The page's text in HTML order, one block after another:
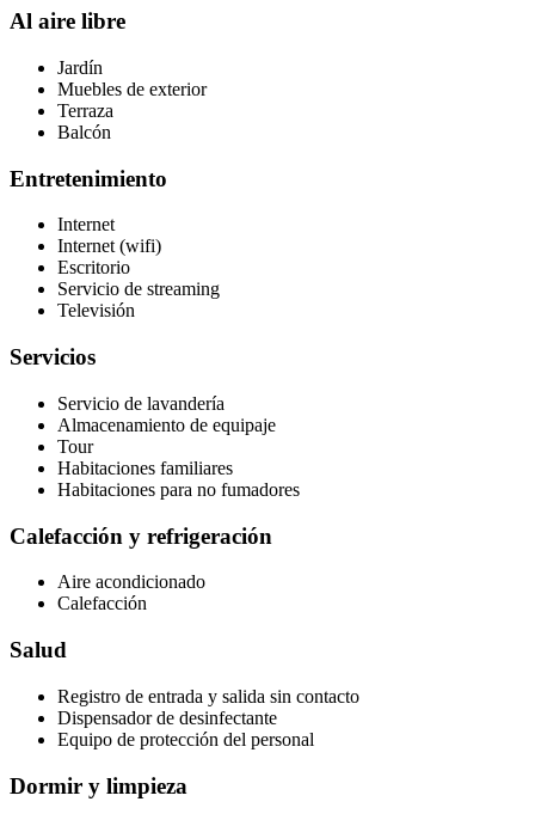
Al aire libre
Jardín
Muebles de exterior
Terraza
Balcón
Entretenimiento
Internet
Internet (wifi)
Escritorio
Servicio de streaming
Televisión
Servicios
Servicio de lavandería
Almacenamiento de equipaje
Tour
Habitaciones familiares
Habitaciones para no fumadores
Calefacción y refrigeración
Aire acondicionado
Calefacción
Salud
Registro de entrada y salida sin contacto
Dispensador de desinfectante
Equipo de protección del personal
Dormir y limpieza